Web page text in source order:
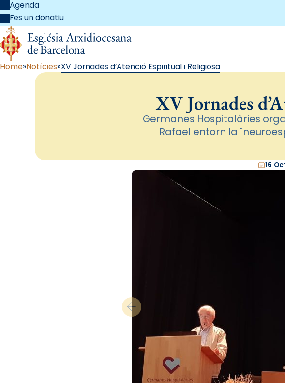
Agenda
Fes un donatiu
Home Notícies XV Jornades d’Atenció Espiritual i Religiosa
XV Jornades
Germanes Hospitalàries
Rafael entorn la
16